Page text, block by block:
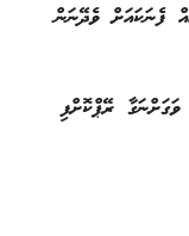
ފެނަކައަށް ވެދޭނަން
ރޭޕްކޮށްފި